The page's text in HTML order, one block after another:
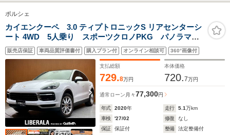
ポルシェ
カイエンクーペ 3.0 ティプトロニックS リアセンターシ
ート 4WD 5人乗り スポーツクロノPKG パノラマ
SR ACC ベージュ革 シートH ナビ 360° Dイン
ナーミラー 純正20インチAW マトリックスLED 電動
リアゲート アクティブセーフティ エントリー&ドライ
ブシステム
販売店保証 車両品質評価書付 購入プラン付 オンライン相談可 360°画像付
支払総額
729.8万円
本体価格
720.7万円
通常ローン 月々77,300円
年式 2020年 走行 5.1万km
車検
'27/02 修復
なし
保証
保証付 整備
法定整備付